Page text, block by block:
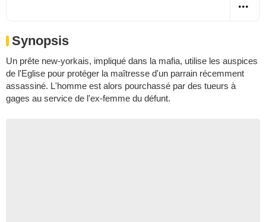
Synopsis
Un prête new-yorkais, impliqué dans la mafia, utilise les auspices
de l'Eglise pour protéger la maîtresse d'un parrain récemment
assassiné. L'homme est alors pourchassé par des tueurs à
gages au service de l'ex-femme du défunt.